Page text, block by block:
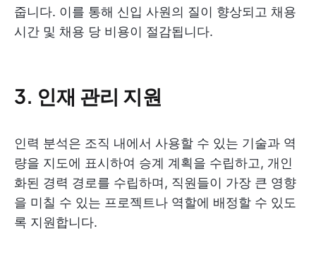
줍니다. 이를 통해 신입 사원의 질이 향상되고 채용
시간 및 채용 당 비용이 절감됩니다.
3. 인재 관리 지원
인력 분석은 조직 내에서 사용할 수 있는 기술과 역
량을 지도에 표시하여 승계 계획을 수립하고, 개인
화된 경력 경로를 수립하며, 직원들이 가장 큰 영향
을 미칠 수 있는 프로젝트나 역할에 배정할 수 있도
록 지원합니다.